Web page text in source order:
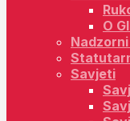
O
Savjeti